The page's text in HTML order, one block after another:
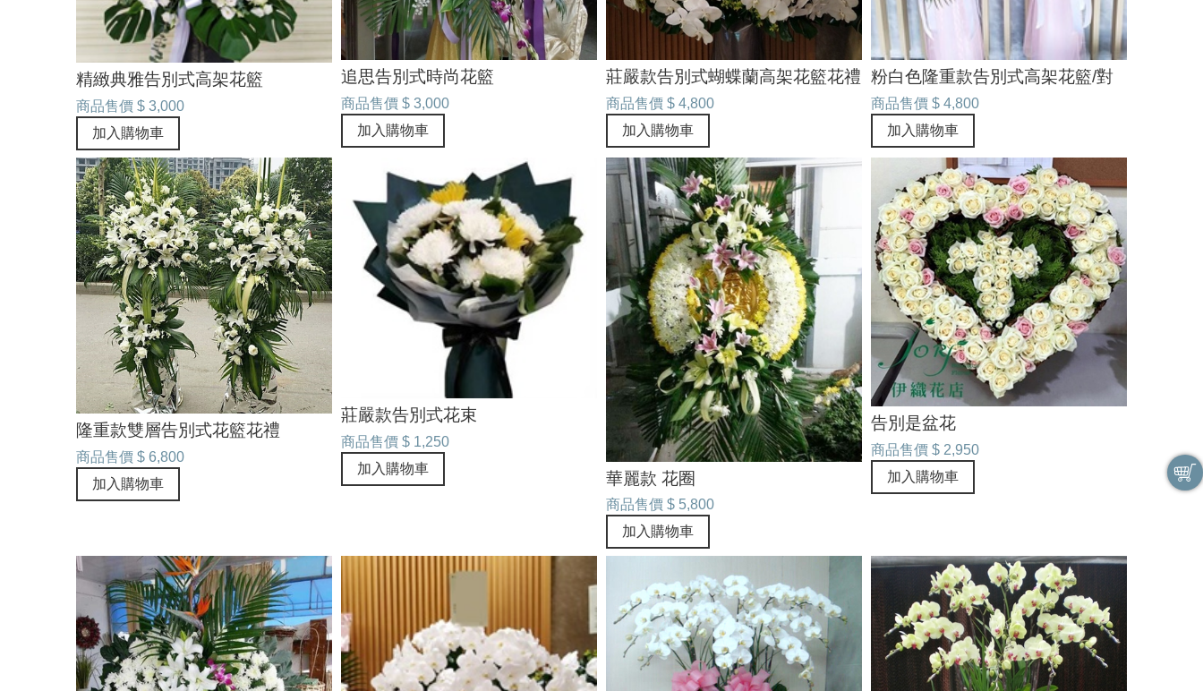
精緻典雅告別式高架花籃
商品售價 $ 3,000
加入購物車
追思告別式時尚花籃
商品售價 $ 3,000
加入購物車
莊嚴款告別式蝴蝶蘭高架花籃花禮
商品售價 $ 4,800
加入購物車
粉白色隆重款告別式高架花籃/對
商品售價 $ 4,800
加入購物車
隆重款雙層告別式花籃花禮
商品售價 $ 6,800
加入購物車
莊嚴款告別式花束
商品售價 $ 1,250
加入購物車
華麗款 花圈
商品售價 $ 5,800
加入購物車
告別是盆花
商品售價 $ 2,950
加入購物車